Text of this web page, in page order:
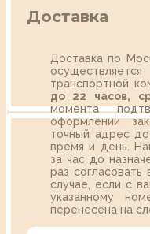
Доставка
Доставка по
транспортной
до 22 часов,
момента
оформлении
точный адрес
время и день.
за час до
раз
случае, если с
указанному
перенесена на